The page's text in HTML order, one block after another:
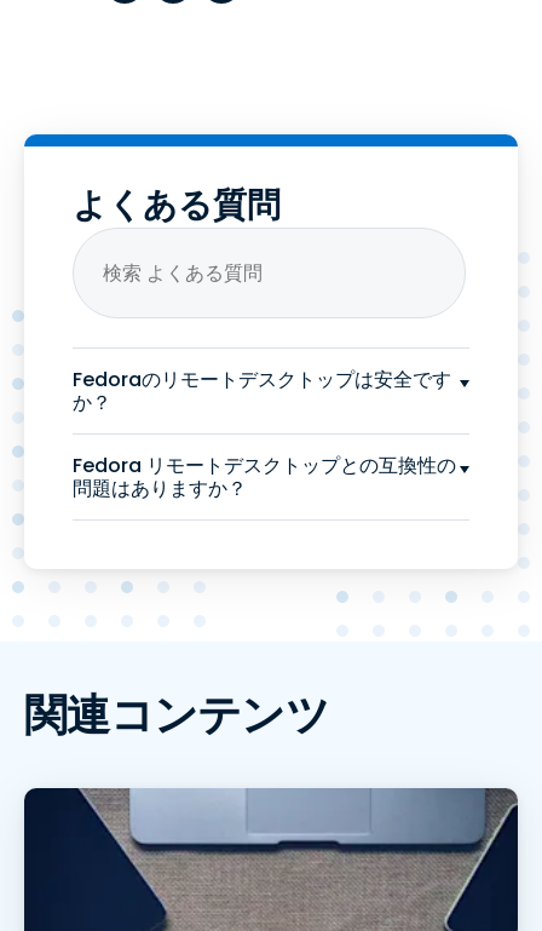
よくある質問
Fedoraのリモートデスクトップは安全です
か？
Fedora リモートデスクトップとの互換性の
問題はありますか？
関連コンテンツ